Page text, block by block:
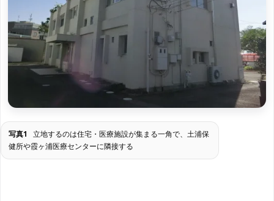
写真1
立地するのは住宅・医療施設が集まる一角で、土浦保
健所や霞ヶ浦医療センターに隣接する